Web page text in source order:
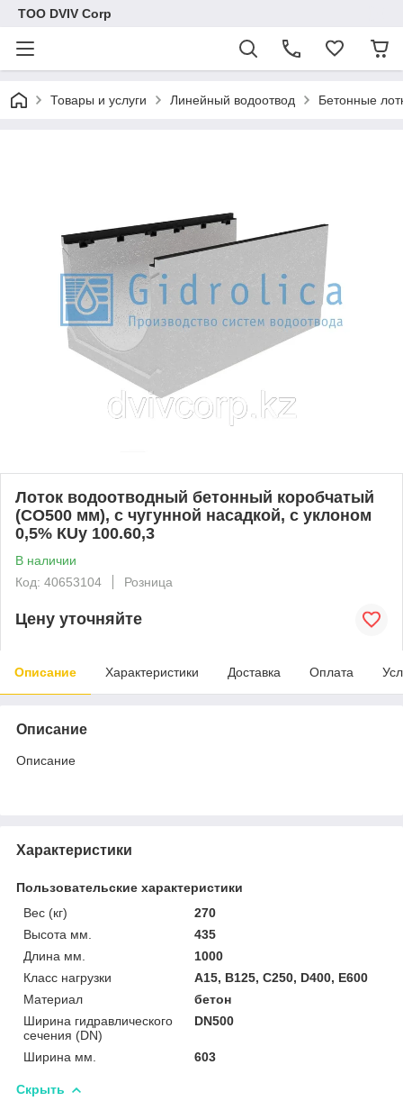
ТОО DVIV Corp
Товары и услуги Линейный водоотвод Бетонные
Лоток водоотводный бетонный коробчатый
(СО500 мм), с чугунной насадкой, с уклоном
0,5% КUу 100.60,3
В наличии
Код: 40653104
Розница
Цену уточняйте
Описание Характеристики Доставка Оплата
Описание
Описание
Характеристики
Пользовательские характеристики
Вес (кг)
270
Высота мм.
435
Длина мм.
1000
Класс нагрузки
A15, B125, C250, D400, E600
Материал
бетон
Ширина гидравлического
сечения (DN)
DN500
Ширина мм. 603
Скрыть